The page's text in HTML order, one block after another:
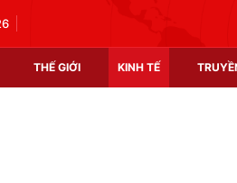
THẾ GIỚI KINH TẾ